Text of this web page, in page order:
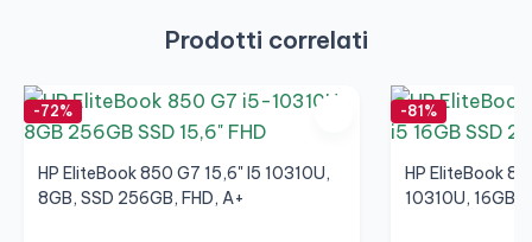
Prodotti correlati
-72%
HP EliteBook 850 G7 15,6" I5 10310U,
8GB, SSD 256GB, FHD, A+
-81%
HP EliteBook
10310U, 16GB,